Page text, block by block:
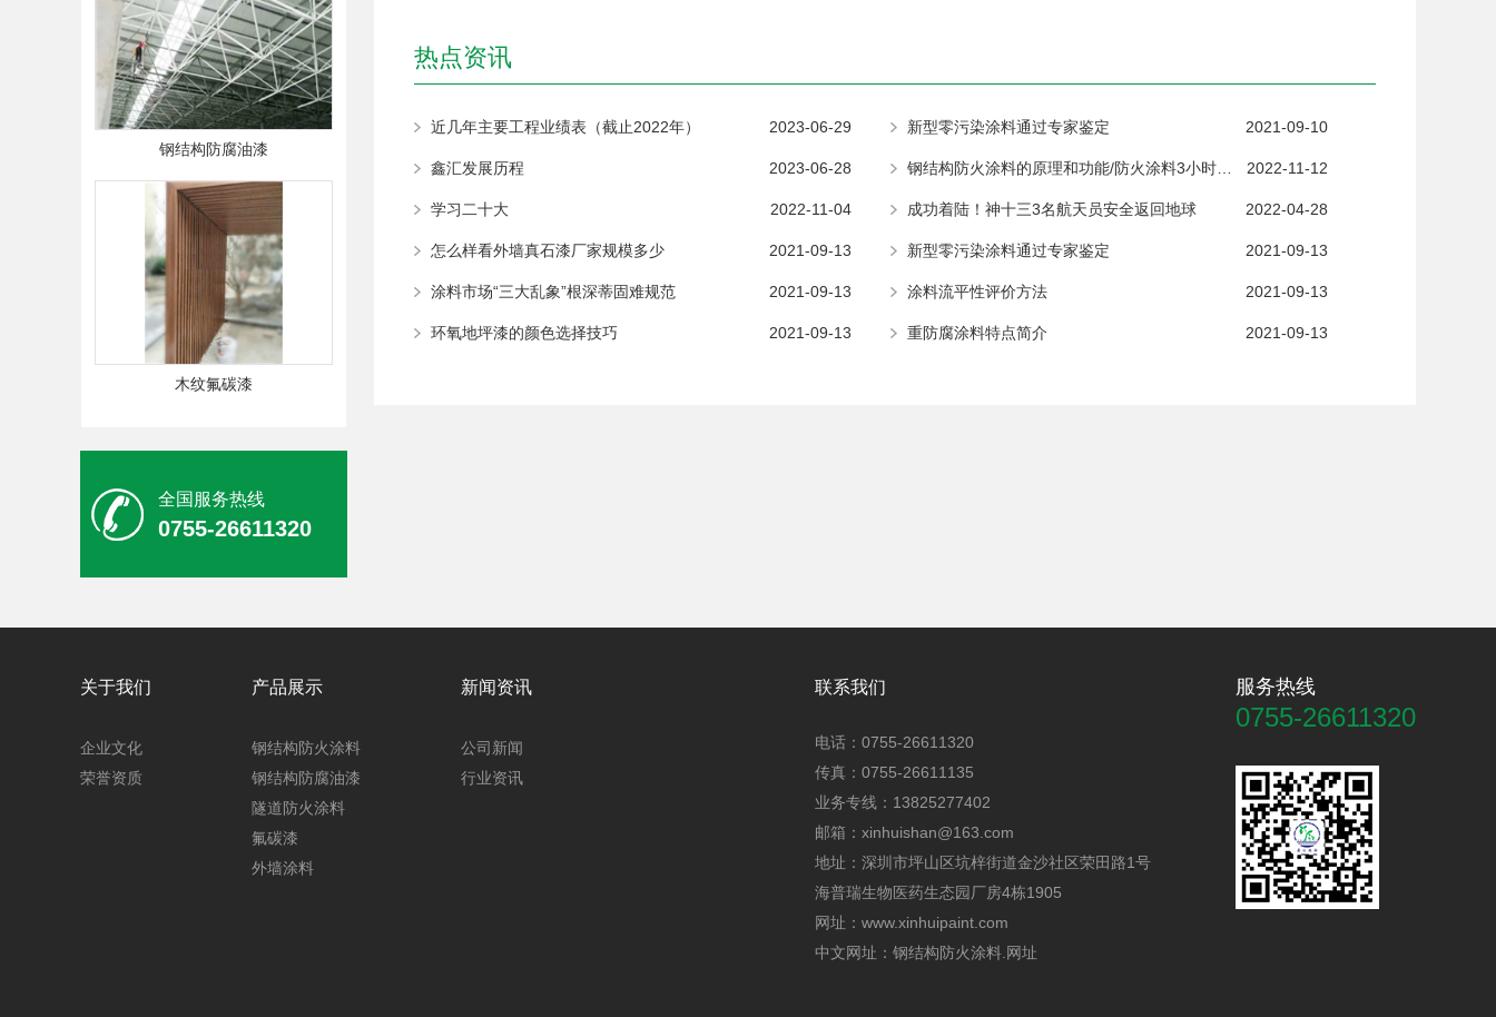
钢结构防腐油漆
木纹氟碳漆
钢结构防腐油漆
全国服务热线
0755-26611320
热点资讯
2023-06-29
近几年主要工程业绩表（截止2022年） 2021-09-10
新型零污染涂料通过专家鉴定
2023-06-28
鑫汇发展历程 2022-11-12
钢结构防火涂料的原理和功能/防火涂料3小时耐火测试
2022-11-04
学习二十大 2022-04-28
成功着陆！神十三3名航天员安全返回地球
2021-09-13
怎么样看外墙真石漆厂家规模多少 2021-09-13
新型零污染涂料通过专家鉴定
2021-09-13
涂料市场“三大乱象”根深蒂固难规范 2021-09-13
涂料流平性评价方法
2021-09-13
环氧地坪漆的颜色选择技巧 2021-09-13
重防腐涂料特点简介
关于我们
企业文化
荣誉资质
产品展示
钢结构防火涂料
钢结构防腐油漆
隧道防火涂料
氟碳漆
外墙涂料
新闻资讯
公司新闻
行业资讯
联系我们
电话：0755-26611320
传真：0755-26611135
业务专线：13825277402
邮箱：xinhuishan@163.com
地址：深圳市坪山区坑梓街道金沙社区荣田路1号
海普瑞生物医药生态园厂房4栋1905
网址： www.xinhuipaint.com
中文网址： 钢结构防火涂料.网址
服务热线
0755-26611320